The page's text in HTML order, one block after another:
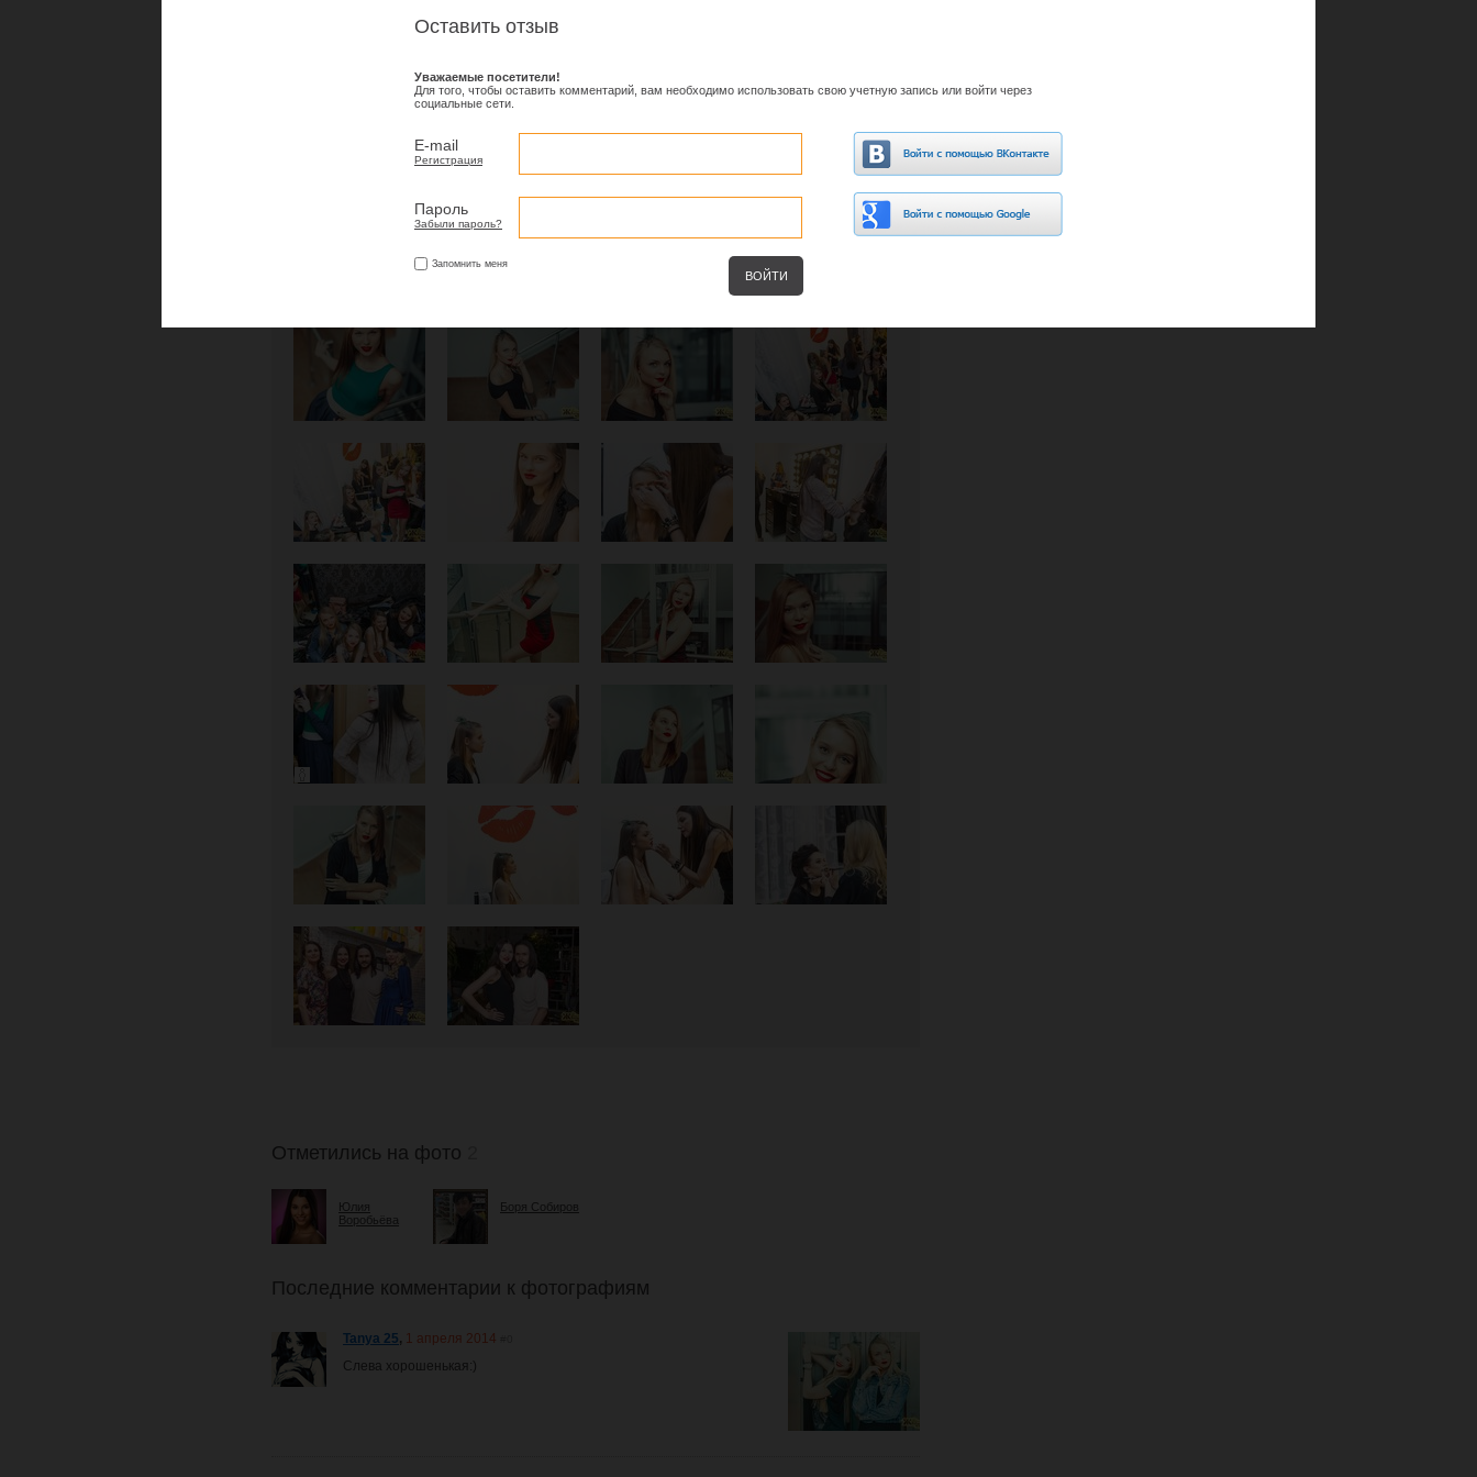
Отметились на фото
Юлия
Воробьёва
Боря Собиров
Последние комментарии к фотографиям
Tanya 25, 1 апреля 2014
Слева хорошенькая:)
Оставить отзыв
Уважаемые посетители!
Для того, чтобы оставить комментарий, вам необходимо использовать свою учетную запись или войти через
социальные сети.
E-mail
Регистрация
Пароль
Забыли пароль?
Запомнить меня